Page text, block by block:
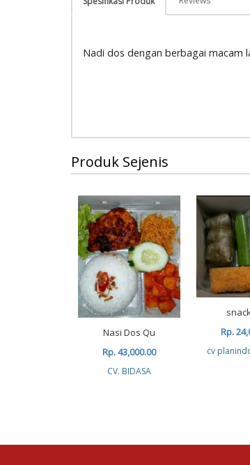
Nadi dos dengan berbagai macam
Produk Sejenis
Nasi Dos Qu
Rp. 43,000.00
CV. BIDASA
Rp.
cv